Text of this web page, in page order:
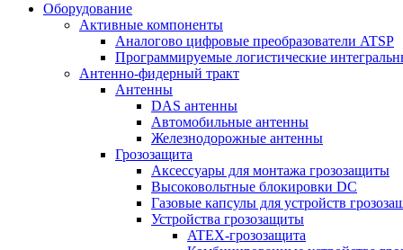
Оборудование
Активные компоненты
Аналогово цифровые преобразователи ATSP
Программируемые логистические
Антенно-фидерный тракт
Антенны
DAS антенны
Автомобильные антенны
Железнодорожные антенны
Грозозащита
Аксессуары для монтажа грозозащиты
Высоковольтные блокировки DC
Газовые капсулы для устройств
Устройства грозозащиты
ATEX-грозозащита